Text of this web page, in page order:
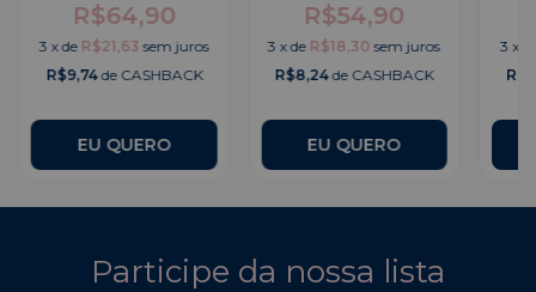
R$64,90
3 xde R$21,63 sem juros
R$9,74de CASHBACK
R$54,90
3 xde R$18,30 sem juros
R$8,24de CASHBACK
3 x
Participe da nossa lista